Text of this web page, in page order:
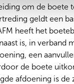
om de boete
geldt een
heeft het
is, in verband
een
de boete
afdoening is de